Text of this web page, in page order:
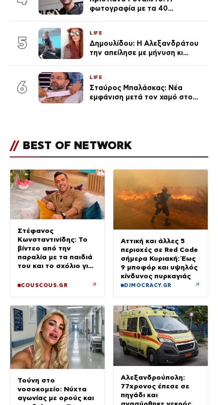
φωτογραφία με τα 40
εκ. likes
5
LIFE
Δημουλίδου: Η Αλεξανδράτου
την απείλησε με μήνυση κι
ποια είσαι σοκαρίστικα»
6
LIFE
Σταύρος Μπαλάσκας: Νέα
εμφάνιση μετά τον χαμό στο
// BEST OF NETWORK
Στέφανος
Κωνσταντινίδης: Το
βίντεο από την
παραλία με τα παιδιά
του και το σχόλιο για
COUSCOUS.GR ↗
Αττική και άλλες 5
περιοχές σε Red Code
σήμερα Κυριακή: Έως
9 μποφόρ και υψηλός
κίνδυνος πυρκαγιάς
DIMOCRACY.GR ↗
Τούνη στο
νοσοκομείο: Νύχτα
αγωνίας με ορούς και
Αλεξανδρούπολη:
77χρονος έπεσε σε
πηγάδι και
ανασύρθηκε νεκρός